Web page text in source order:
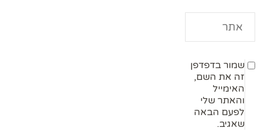
שמור בדפדפן
זה את השם,
האימייל
והאתר שלי
לפעם הבאה
שאגיב.